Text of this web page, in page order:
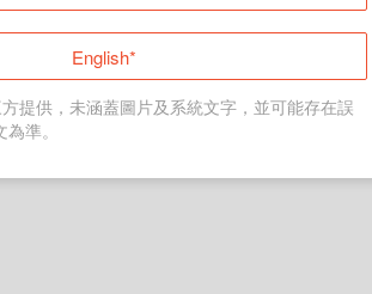
English*
提供，未涵蓋圖片及系統文字，並可能存在誤
準。